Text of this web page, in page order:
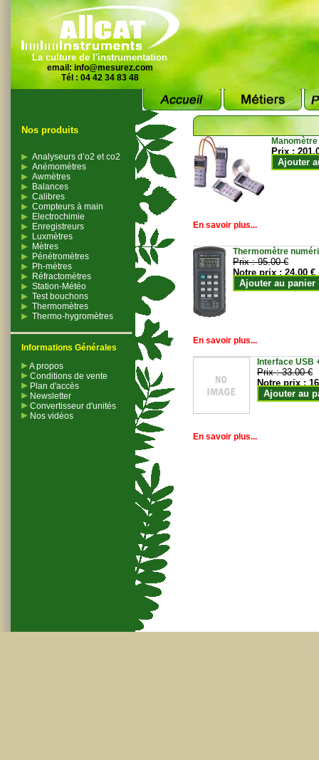
La culture de l'instrumentation
email: info@mesurez.com
Tél : 04 42 34 83 48
Nos produits
Analyseurs d’o2 et co2
Anémomètres
Awmètres
Balances
Calibres
Compteurs à main
Electrochimie
Enregistreurs
Luxmètres
Mètres
Pénétromètres
Ph-mètres
Réfractomètres
Station-Météo
Test bouchons
Thermomètres
Thermo-hygromètres
Informations Générales
A propos
Conditions de vente
Plan d'accès
Newsletter
Convertisseur d'unités
Nos vidéos
Prix :
Ajouter
En savoir plus...
Thermomètre
Prix :95.00 €
Notre prix :24.00 €
Ajouter au panier
En savoir plus...
Interface USB
Prix :33.00 €
Notre prix :
Ajouter au
En savoir plus...